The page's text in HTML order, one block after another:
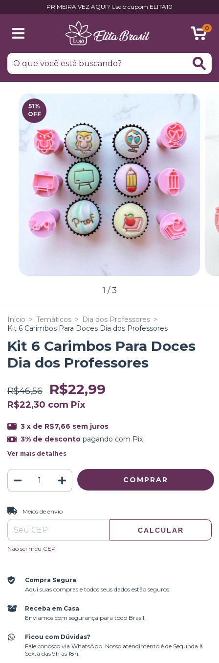
PRIMEIRA VEZ AQUI? Use o cupom ELITA10
0
51%
OFF
1 /3
Início > Temáticos > Dia dos Professores >
Kit 6 Carimbos Para Doces Dia dos Professores
Kit 6 Carimbos Para Doces
Dia dos Professores
R$46,56 R$22,99
R$22,30 com Pix
3 x de R$7,66 sem juros
3% de descontopagando com Pix
Ver mais detalhes
Entregas para o CEP:
Meios de envio
CALCULAR
Não sei meu CEP
Compra Segura
Aqui suas compras e todos seus dados estão seguros.
Receba em Casa
Enviamos com segurança para todo Brasil.
Ficou com Dúvidas?
Fale conosco via WhatsApp. Nosso atendimento é de Segunda à
Sexta das 9h às 18h.